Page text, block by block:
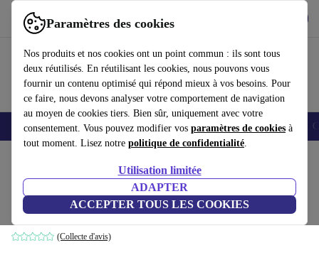
Paramètres des cookies
Nos produits et nos cookies ont un point commun : ils sont tous
deux réutilisés. En réutilisant les cookies, nous pouvons vous
fournir un contenu optimisé qui répond mieux à vos besoins. Pour
ce faire, nous devons analyser votre comportement de navigation
au moyen de cookies tiers. Bien sûr, uniquement avec votre
consentement. Vous pouvez modifier vos paramètres de cookies à
tout moment. Lisez notre politique de confidentialité.
Utilisation limitée
ADAPTER
ACCEPTER TOUS LES COOKIES
Utilisez refurbed rapidement et facilement
Smartphones Laptops Tablettes Montres connectées Accessoires
MSI G32C4X | 31.5"
Noir
(Collecte d'avis)